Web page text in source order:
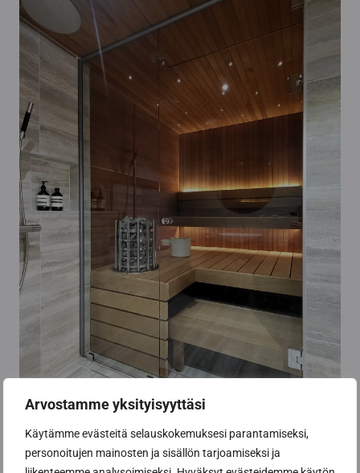
Arvostamme yksityisyyttäsi
Käytämme evästeitä selauskokemuksesi parantamiseksi,
personoitujen mainosten ja sisällön tarjoamiseksi ja